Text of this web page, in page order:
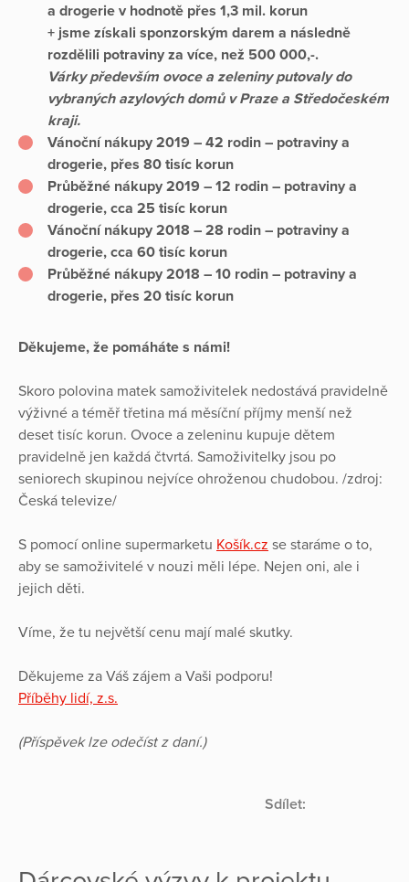
a drogerie v hodnotě přes 1,3 mil. korun
+ jsme získali sponzorským darem a následně
rozdělili potraviny za více, než 500 000,-.
Várky především ovoce a zeleniny putovaly do
vybraných azylových domů v Praze a Středočeském
kraji.
Vánoční nákupy 2019 – 42 rodin – potraviny a
drogerie, přes 80 tisíc korun
Průběžné nákupy 2019 – 12 rodin – potraviny a
drogerie, cca 25 tisíc korun
Vánoční nákupy 2018 – 28 rodin – potraviny a
drogerie, cca 60 tisíc korun
Průběžné nákupy 2018 – 10 rodin – potraviny a
drogerie, přes 20 tisíc korun
Děkujeme, že pomáháte s námi!
Skoro polovina matek samoživitelek nedostává pravidelně
výživné a téměř třetina má měsíční příjmy menší než
deset tisíc korun. Ovoce a zeleninu kupuje dětem
pravidelně jen každá čtvrtá. Samoživitelky jsou po
seniorech skupinou nejvíce ohroženou chudobou. /zdroj:
Česká televize/
S pomocí online supermarketu Košík.cz se staráme o to,
aby se samoživitelé v nouzi měli lépe. Nejen oni, ale i
jejich děti.
Víme, že tu největší cenu mají malé skutky.
Děkujeme za Váš zájem a Vaši podporu!
Příběhy lidí, z.s.
(Příspěvek lze odečíst z daní.)
Sdílet: